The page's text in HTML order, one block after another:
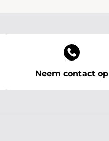
Neem contact op